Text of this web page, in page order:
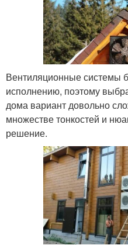
Вентиляционные системы
исполнению, поэтому
дома вариант довольно
множестве тонкостей и
решение.